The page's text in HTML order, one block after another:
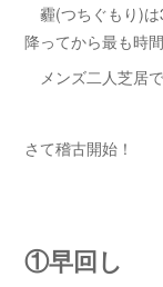
霾(つちぐもり)は
降ってから最も時
メンズ二人芝居
さて稽古開始！
①早回し